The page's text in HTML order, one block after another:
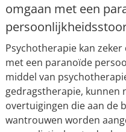
omgaan met een
Psychotherapie kan
met een paranoïde
middel van
gedragstherapie, kunnen
overtuigingen die aan de
wantrouwen worden